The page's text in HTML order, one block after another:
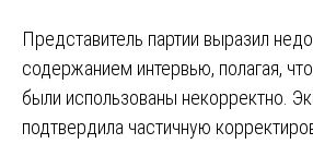
Представитель партии выразил
содержанием интервью, полагая,
были использованы некорректно.
подтвердила частичную